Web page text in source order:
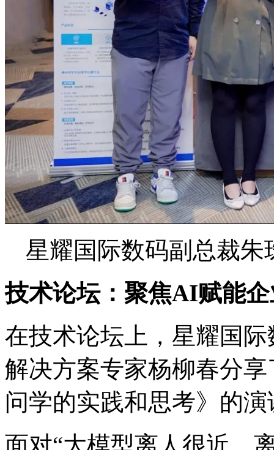
星耀国际数码副总裁
技术论坛：聚焦AI赋能
在技术论坛上，星耀
解决方案专家杨柳春分
问学的实践和思考》的演